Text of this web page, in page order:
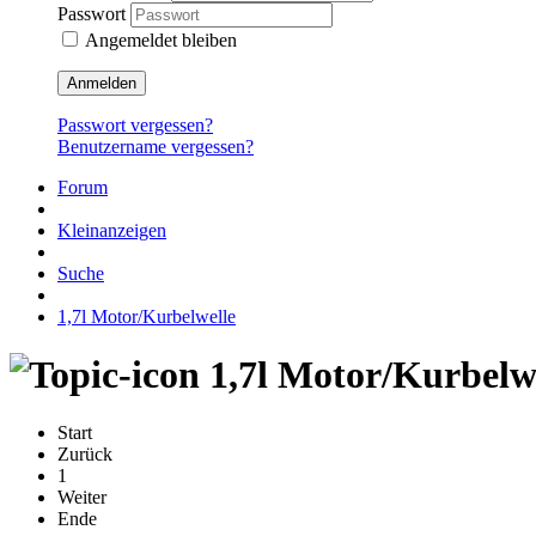
Passwort
Angemeldet bleiben
Anmelden
Passwort vergessen?
Benutzername vergessen?
Forum
Kleinanzeigen
Suche
1,7l Motor/Kurbelwelle
1,7l Motor/
Start
Zurück
1
Weiter
Ende